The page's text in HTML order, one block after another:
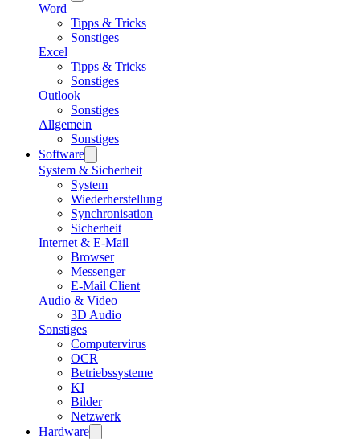
Word
Tipps & Tricks
Sonstiges
Excel
Tipps & Tricks
Sonstiges
Outlook
Sonstiges
Allgemein
Sonstiges
Software
System & Sicherheit
System
Wiederherstellung
Synchronisation
Sicherheit
Internet & E-Mail
Browser
Messenger
E-Mail Client
Audio & Video
3D Audio
Sonstiges
Computervirus
OCR
Betriebssysteme
KI
Bilder
Netzwerk
Hardware